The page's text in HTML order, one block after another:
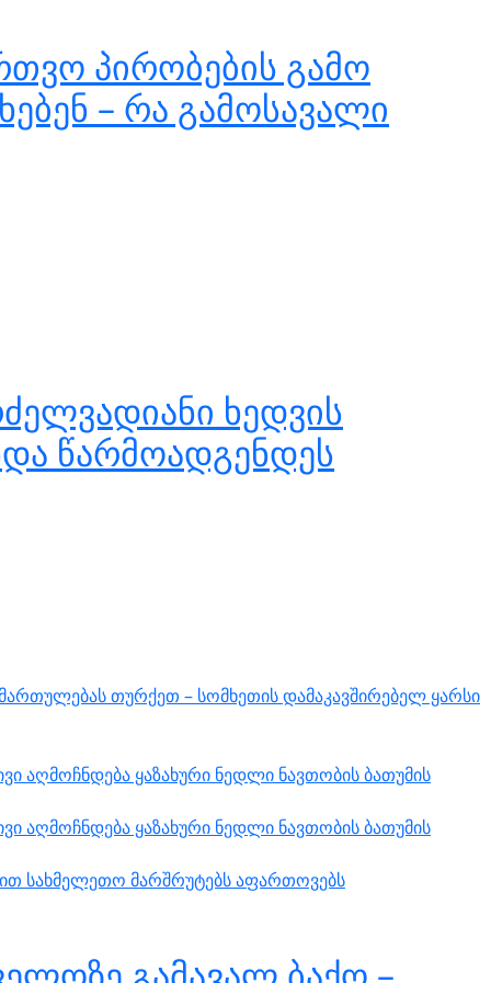
პირობების გამო
– რა გამოსავალი
ხედვის
წარმოადგენდეს
თურქეთ – სომხეთის დამაკავშირებელ ყარსი
აღმოჩნდება ყაზახური ნედლი ნავთობის ბათუმის
აღმოჩნდება ყაზახური ნედლი ნავთობის ბათუმის
სახმელეთო მარშრუტებს აფართოვებს